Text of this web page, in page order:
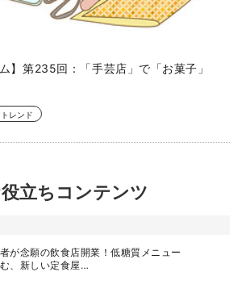
】第235回：「手芸店」で「お菓子」
トレンド
立ちコンテンツ
が念願の飲食店開業！低糖質メニュー
、新しい定食屋…